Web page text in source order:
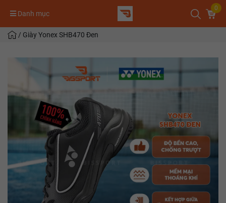
Danh mục
0
/ Giày Yonex SHB470 Đen